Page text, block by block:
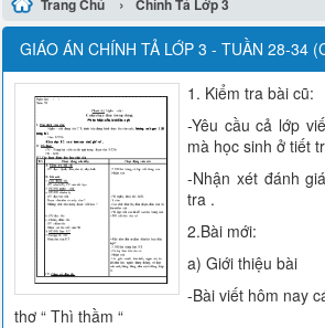
Trang Chủ Chính Tả Lớp 3
GIÁO ÁN CHÍNH TẢ LỚP 3 - TUẦN 28-34
1. Kiểm tra bài cũ:
-Yêu cầu cả lớp
mà học sinh ở tiết
-Nhận xét đánh
tra .
2.Bài mới:
a) Giới thiệu bài
-Bài viết hôm nay
thơ “ Thì thầm “